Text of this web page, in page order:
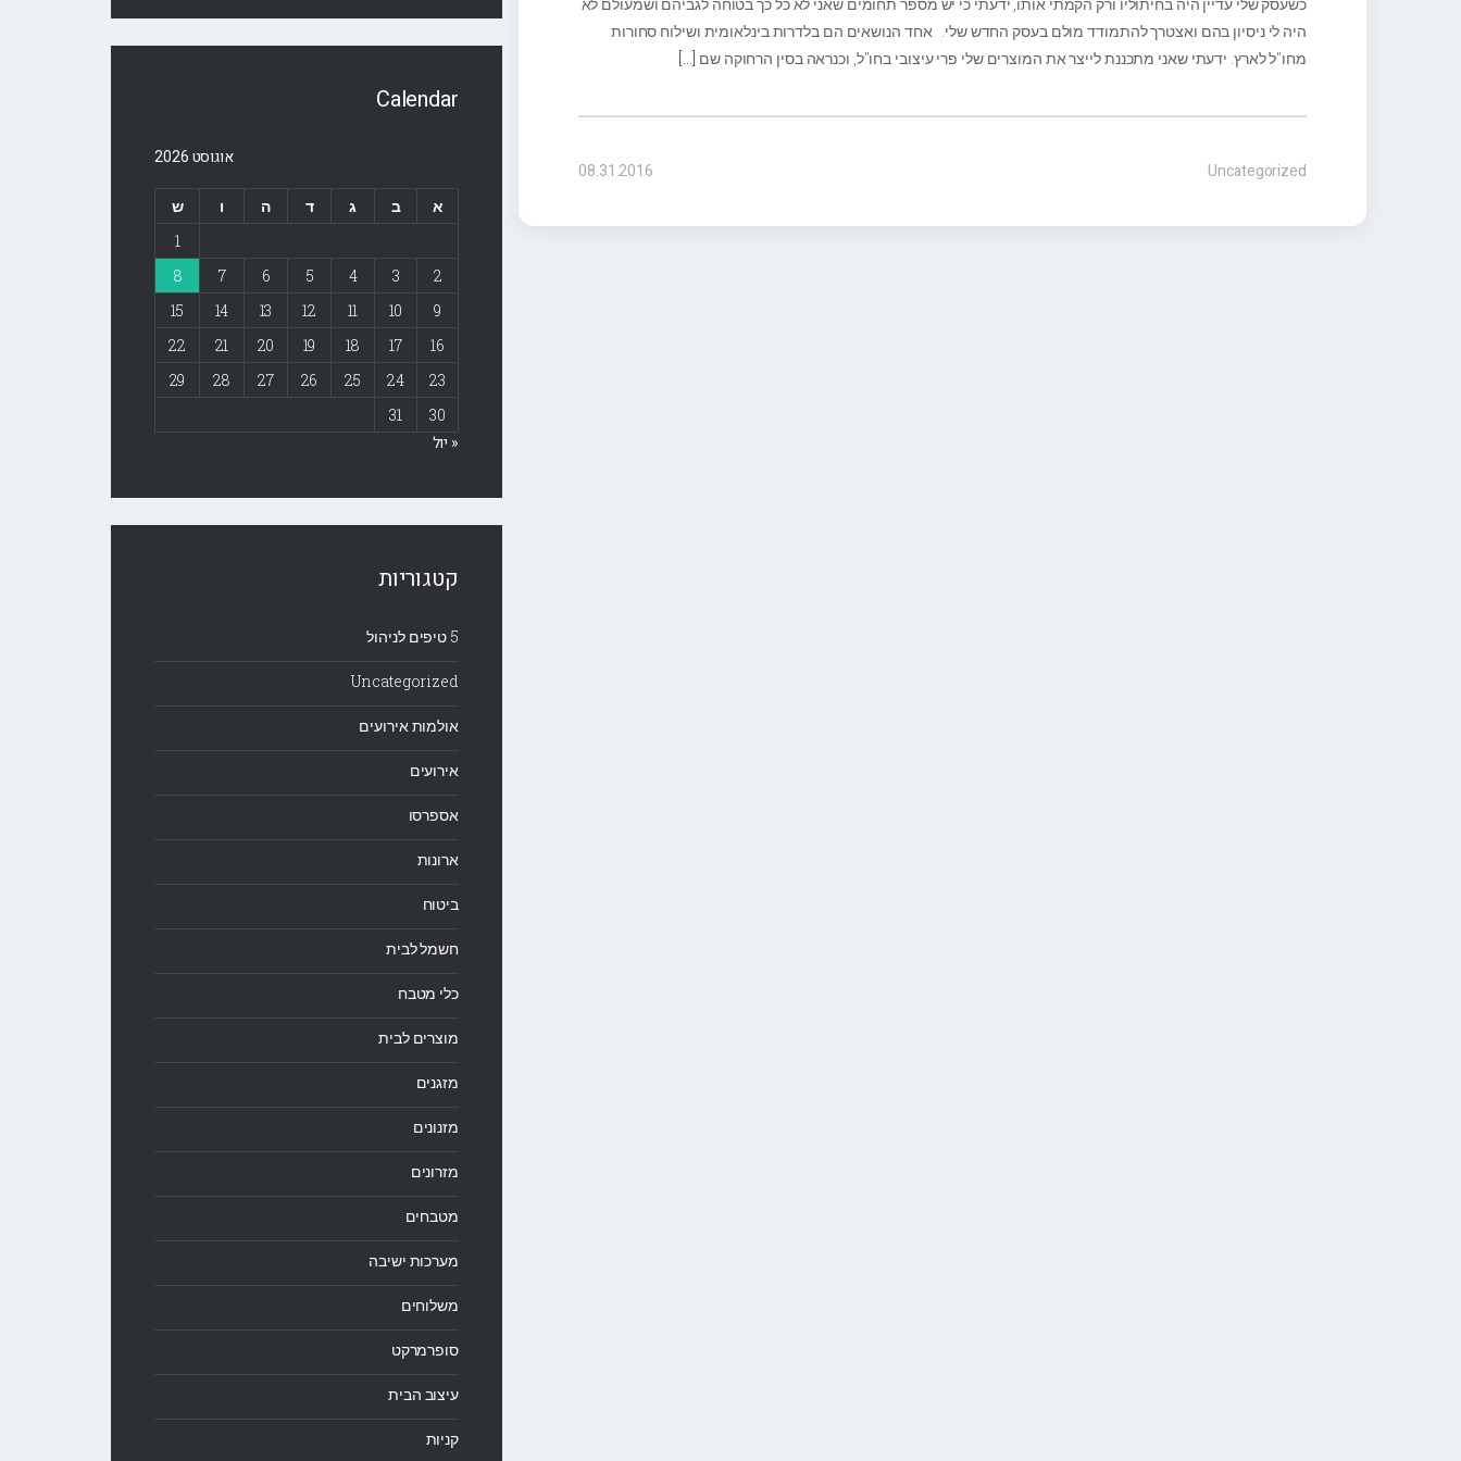
היה לי ניסיון בהם ואצטרך להתמודד מולם בעסק החדש שלי. אחד הנושאים הם בלדרות בינלאומית ושילוח סחורות
מחו"ל לארץ. ידעתי שאני מתכננת לייצר את המוצרים שלי פרי עיצובי בחו"ל, וכנראה בסין הרחוקה שם […]
08.31.2016 Uncategorized
Calendar
אוגוסט 2026
א ב ג ד ה ו
ש
1
2
3
4
5
6
7
8
9
10
11
12
13
14
15
16
17
18
19
20
21
22
23
24
25
26
27
28
29
30
31
« יול
קטגוריות
5 טיפים לניהול
Uncategorized
אולמות אירועים
אירועים
אספרסו
ארונות
ביטוח
חשמל לבית
כלי מטבח
מוצרים לבית
מזגנים
מזנונים
מזרונים
מטבחים
מערכות ישיבה
משלוחים
סופרמרקט
עיצוב הבית
קניות